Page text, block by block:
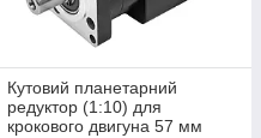
Кутовий планетарний
редуктор (1:10) для
крокового двигуна 57 мм